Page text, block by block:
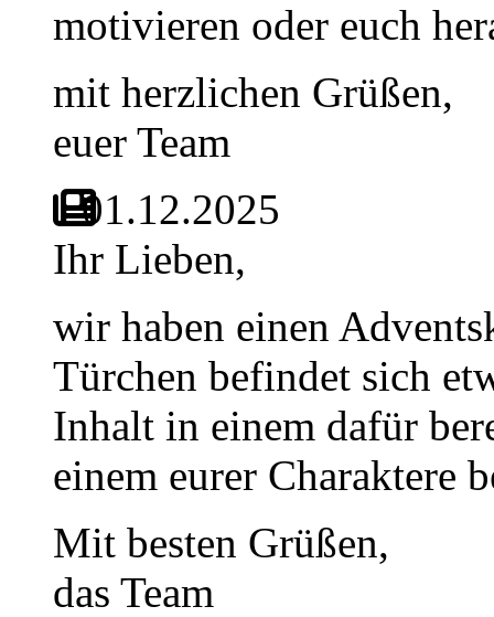
motivieren oder euch
mit herzlichen Grüßen,
euer Team
01.12.2025
Ihr Lieben,
wir haben einen
Türchen befindet sich
Inhalt in einem dafür
einem eurer Charaktere
Mit besten Grüßen,
das Team